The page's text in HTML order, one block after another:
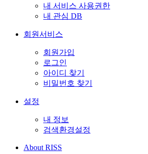
내 서비스 사용권한
내 관심 DB
회원서비스
회원가입
로그인
아이디 찾기
비밀번호 찾기
설정
내 정보
검색환경설정
About RISS